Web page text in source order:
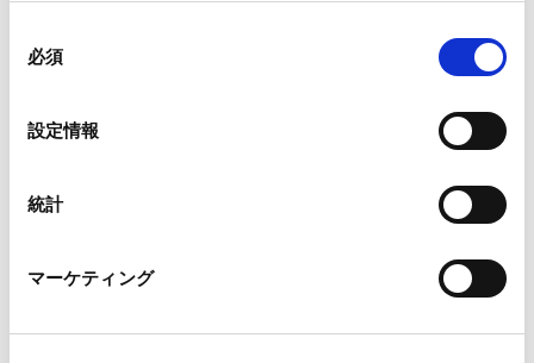
ことがあります。
Google Analytics利用規約（
Marketo
外部サイト）
LinkedIn プライバシーポリシー（
HubSpot プライバシーポリシー（外部サイト）
必須
設定情報
統計
マーケティング
＆A」が掲載されました。
第２ 医療法人におけるM＆A
第３ 医療法人における再生手続